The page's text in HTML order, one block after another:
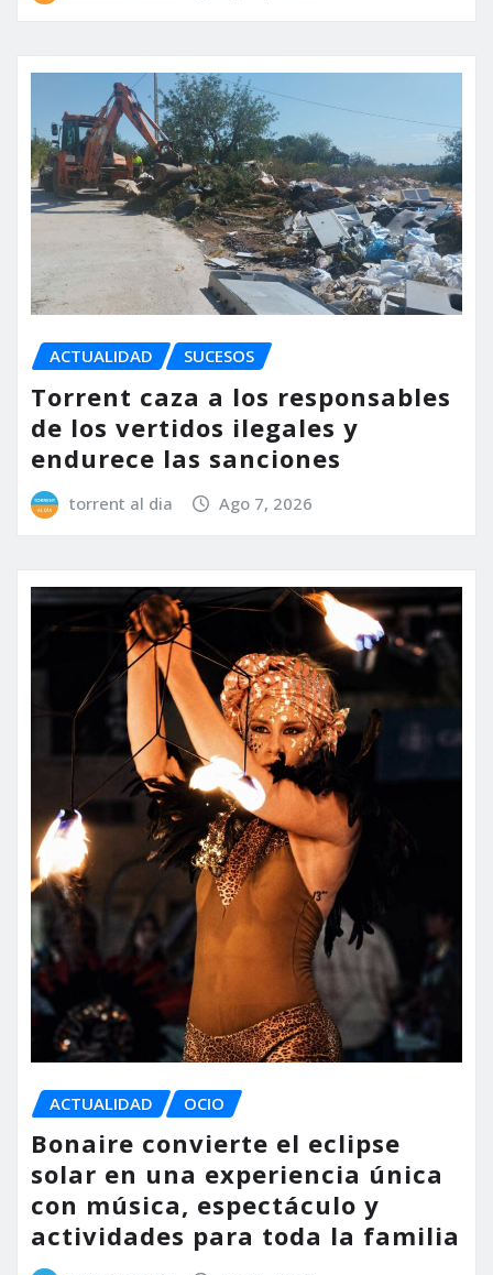
ACTUALIDAD SUCESOS
Torrent caza a los responsables
de los vertidos ilegales y
endurece las sanciones
torrent al dia Ago 7, 2026
ACTUALIDAD OCIO
Bonaire convierte el eclipse
solar en una experiencia única
con música, espectáculo y
actividades para toda la familia